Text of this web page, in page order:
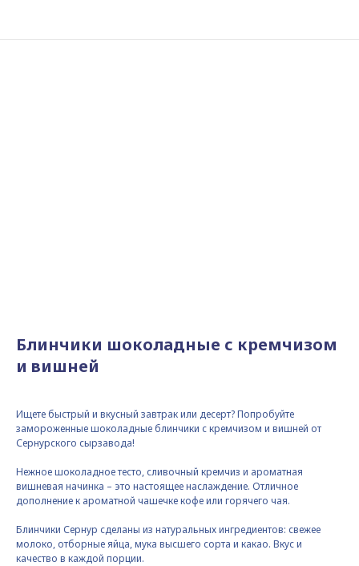
Блинчики шоколадные с кремчизом
и вишней
Ищете быстрый и вкусный завтрак или десерт? Попробуйте
замороженные шоколадные блинчики с кремчизом и вишней от
Сернурского сырзавода!
Нежное шоколадное тесто, сливочный кремчиз и ароматная
вишневая начинка – это настоящее наслаждение. Отличное
дополнение к ароматной чашечке кофе или горячего чая.
Блинчики Сернур сделаны из натуральных ингредиентов: свежее
молоко, отборные яйца, мука высшего сорта и какао. Вкус и
качество в каждой порции.